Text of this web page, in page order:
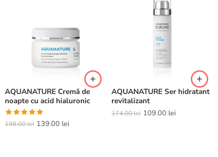
AQUANATURE Cremă de
noapte cu acid hialuronic
Evaluat la
198.00lei 139.00 lei
AQUANATURE Ser hidratant
revitalizant
174.00lei 109.00 lei